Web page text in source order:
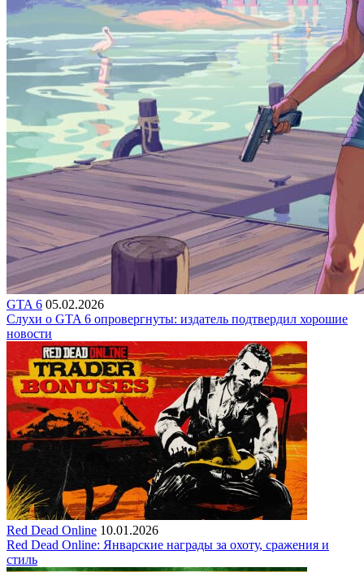
GTA 6 05.02.2026
Слухи о GTA 6 опровергнуты: издатель подтвердил хорошие
новости
Red Dead Online 10.01.2026
Red Dead Online: Январские награды за охоту, сражения и
стиль